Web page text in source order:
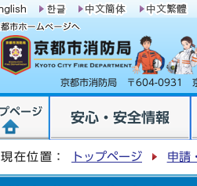
京都市消防局 〒604-0931
ページ 安心・安全情報
現在位置： トップページ 申請